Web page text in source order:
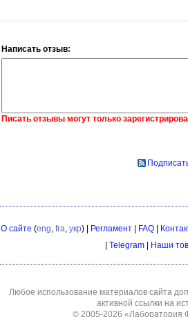
Написать отзыв:
Писать отзывы могут только
О сайте (eng, fra, укр) | Регламент| FAQ|
Telegram Наши
Любое использование материалов сайта
активной ссылки на
© 2005-2026 «Лаборатория